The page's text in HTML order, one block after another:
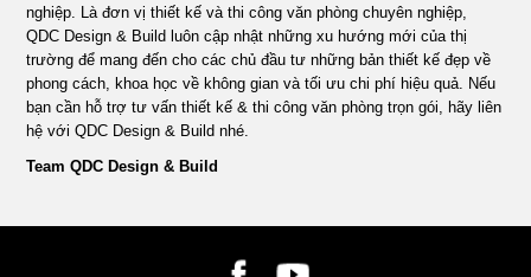
nghiệp. Là đơn vị thiết kế và thi công văn phòng chuyên nghiệp,
QDC Design & Build luôn cập nhật những xu hướng mới của thị
trường để mang đến cho các chủ đầu tư những bản thiết kế đẹp về
phong cách, khoa học về không gian và tối ưu chi phí hiệu quả. Nếu
bạn cần hỗ trợ tư vấn thiết kế & thi công văn phòng trọn gói, hãy liên
hệ với QDC Design & Build nhé.
Team QDC Design & Build